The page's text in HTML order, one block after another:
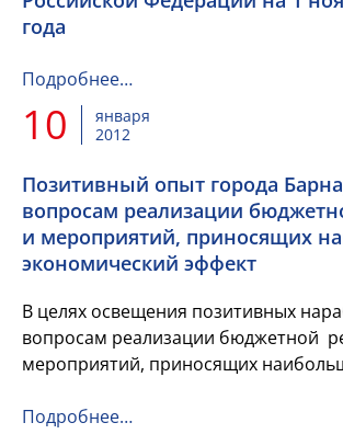
года
Подробнее…
10
января
2012
Позитивный опыт города
вопросам реализации
и мероприятий, приносящих
экономический эффект
В целях освещения позитивных
вопросам реализации бюджетной
мероприятий, приносящих
налоговой и кредитной политике
Подробнее…